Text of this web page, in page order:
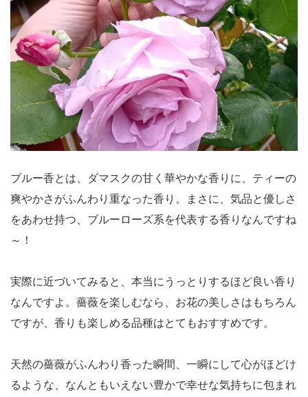
ブルー香とは、ダマスクの甘く華やかな香りに、ティーの
爽やかさがふんわり重なった香り。まさに、気品と優しさ
をあわせ持つ、ブルーローズ系を代表する香りなんですね
～！
実際に近づいてみると、本当にうっとりするほど良い香り
なんですよ。薔薇を楽しむなら、お花の美しさはもちろん
ですが、香りも楽しめる品種はとてもおすすめです。
天然の薔薇がふんわり香った瞬間、一瞬にして心がほどけ
るような、なんともいえない豊かで幸せな気持ちに包まれ